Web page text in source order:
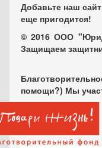
Добавьте наш
еще пригодится!
© 2016 ООО
Защищаем
помощи?) Мы